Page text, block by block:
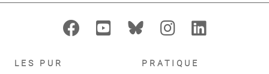
LES PUR PRATIQUE